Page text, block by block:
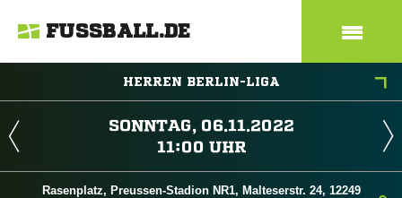
FUSSBALL.DE
HERREN BERLIN-LIGA
 
 
Rasenplatz, Preussen-Stadion NR1, Malteserstr. 24, 12249